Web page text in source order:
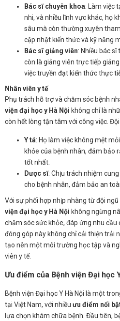
Bác sĩ chuyên khoa: Làm việc
nhi, và nhiều lĩnh vực khác, họ
sâu mà còn thường xuyên
cập nhật kiến thức và kỹ năng
Bác sĩ giảng viên: Nhiều bác sĩ
còn là giảng viên trực tiếp
việc truyền đạt kiến thức thực
Nhân viên y tế
Phụ trách hỗ trợ và chăm sóc bệnh
viện đại học y Hà Nội không chỉ là
còn hết lòng tận tâm với công việc.
Y tá: Họ làm việc không mệt
khỏe của bệnh nhân, đảm bảo
tốt nhất.
Dược sĩ: Chịu trách nhiệm
cho bệnh nhân, đảm bảo an
Với sự phối hợp nhịp nhàng từ đội ngũ
viện đại học y Hà Nội không ngừng
chăm sóc sức khỏe, đáp ứng nhu cầu
đóng góp này không chỉ cải thiện trải
tạo nên một môi trường học tập và
viên y tế.
Ưu điểm của Bệnh viện Đại học
Bệnh viện Đại học Y Hà Nội là một
tại Việt Nam, với nhiều ưu điểm nổi
lựa chọn khám chữa bệnh. Đầu tiên,